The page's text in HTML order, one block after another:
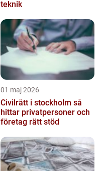
teknik
01 maj 2026
Civilrätt i stockholm så
hittar privatpersoner och
företag rätt stöd